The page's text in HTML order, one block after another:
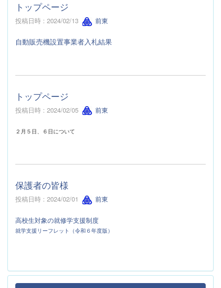
トップページ
投稿日時 : 2024/02/13 前東
自動販売機設置事業者入札結果
トップページ
投稿日時 : 2024/02/05 前東
２月５日、６日について
保護者の皆様
投稿日時 : 2024/02/01 前東
高校生対象の就修学支援制度
就学支援リーフレット（令和６年度版）